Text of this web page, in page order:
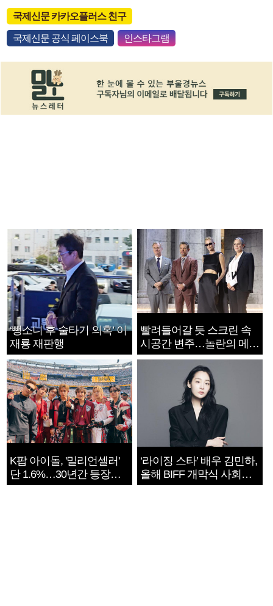
국제신문 카카오플러스 친구
국제신문 공식 페이스북 인스타그램
‘뺑소니 후 술타기 의혹’ 이
재룡 재판행
빨려들어갈 듯 스크린 속
시공간 변주…놀란의 메시
지는 ‘전쟁 속죄’
K팝 아이돌, '밀리언셀러'
단 1.6%…30년간 등장
1182개팀 전수조사
‘라이징 스타’ 배우 김민하,
올해 BIFF 개막식 사회자
확정